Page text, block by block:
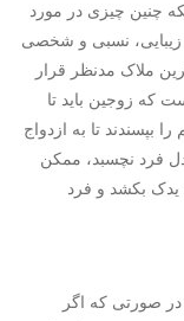
چنین چیزی در مورد
زیبایی، نسبی و شخصی
ملاک مدنظر قرار
که زوجین باید تا
بپسندند تا به ازدواج
دل فرد نچسبد، ممکن
یدک بکشد و فرد
صورتی ­که اگر